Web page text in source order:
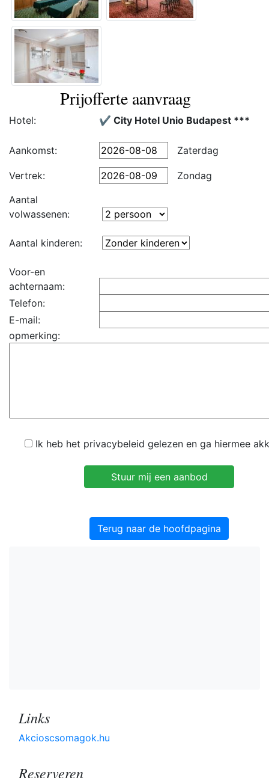
Prijofferte aanvraag
Hotel: ✔️ City Hotel Unio Budapest ***
Aankomst: Zaterdag
Vertrek:
Zondag
Aantal
volwassenen:
Aantal kinderen:
Voor-en
achternaam:
Telefon:
E-mail:
opmerking:
Ik heb het privacybeleid gelezen en ga hiermee
Terug naar de hoofdpagina
Links
Akcioscsomagok.hu
Reserveren